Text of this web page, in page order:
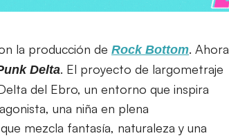
la producción de Rock Bottom. Ahora
Delta. El proyecto de largometraje
del Ebro, un entorno que inspira
una niña en plena
mezcla fantasía, naturaleza y una